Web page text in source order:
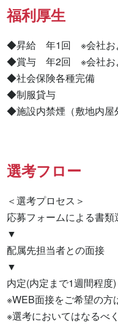
福利厚生
◆昇給　年1回　※会社お
◆賞与　年2回　※会社お
◆社会保険各種完備
◆制服貸与
◆施設内禁煙（敷地内屋
選考フロー
＜選考プロセス＞
応募フォームによる書類
▼
配属先担当者との面接
▼
内定(内定まで1週間程度)
※WEB面接をご希望の方
※選考においてはなるべ